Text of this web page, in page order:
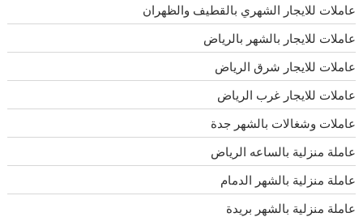
عاملات للايجار الشهري بالقطيف والظهران
عاملات للايجار بالشهر بالرياض
عاملات للايجار شرق الرياض
عاملات للايجار غرب الرياض
عاملات وشغالات بالشهر جدة
عاملة منزلية بالساعه الرياض
عاملة منزلية بالشهر الدمام
عاملة منزلية بالشهر بريدة